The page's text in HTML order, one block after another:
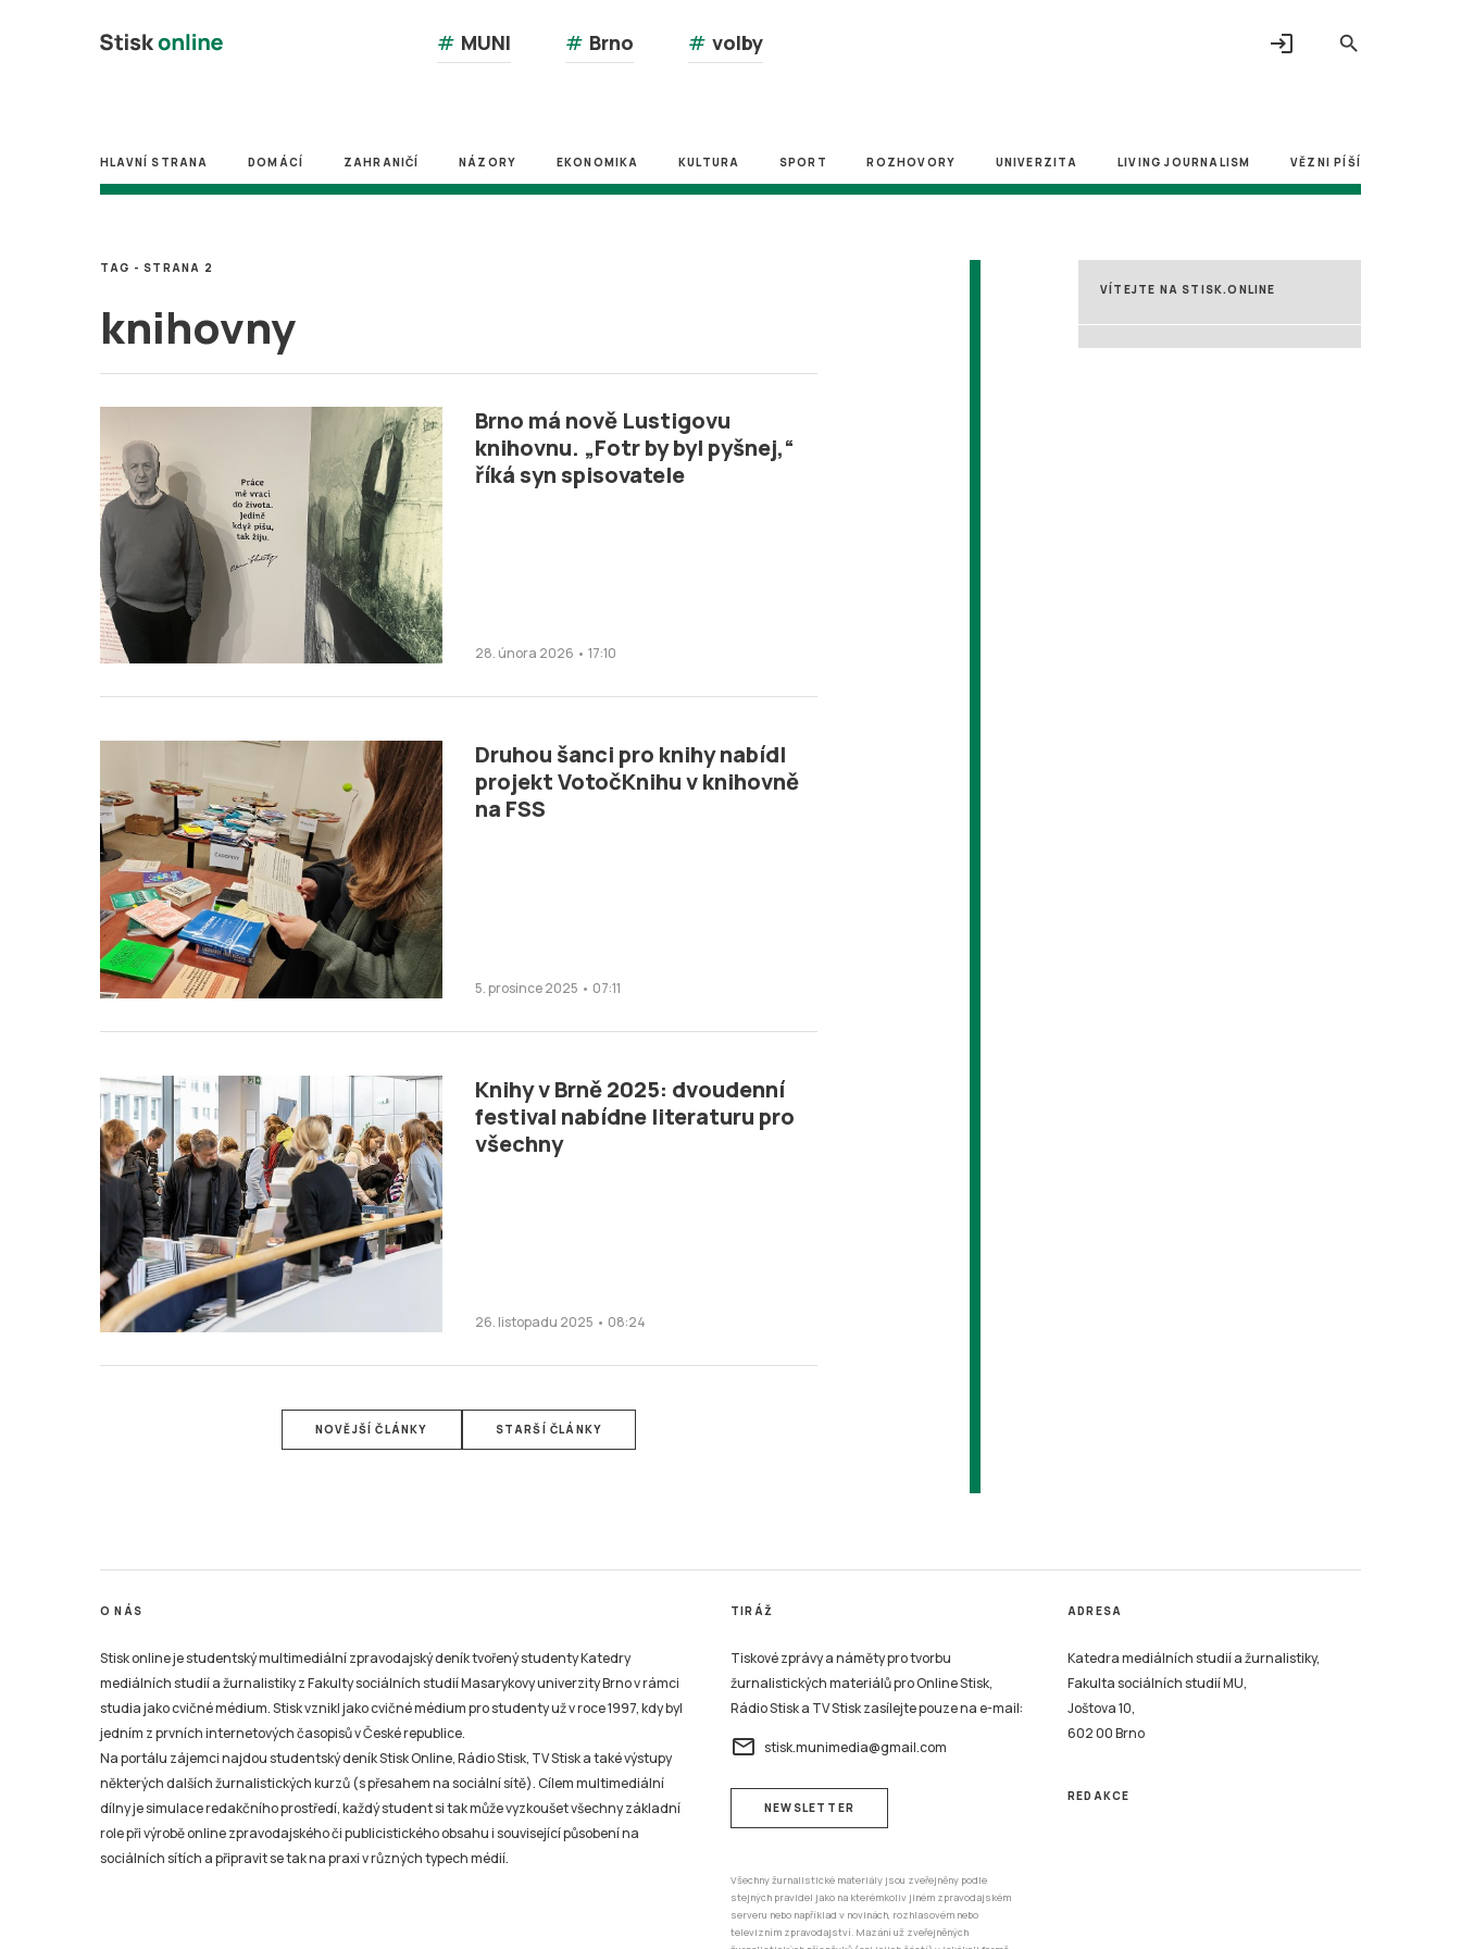
search
# MUNI # Brno # volby login
HLAVNÍ STRANA DOMÁCÍ ZAHRANIČÍ NÁZORY EKONOMIKA KULTURA SPORT ROZHOVORY UNIVERZITA LIVING JOURNALISM VĚZNI PÍŠÍ
knihovny
TAG - STRANA 2
Brno má nově Lustigovu
knihovnu. „Fotr by byl pyšnej,“
říká syn spisovatele
28. února 2026 • 17:10
Druhou šanci pro knihy nabídl
projekt VotočKnihu v knihovně
na FSS
5. prosince 2025 • 07:11
Knihy v Brně 2025: dvoudenní
festival nabídne literaturu pro
všechny
26. listopadu 2025 • 08:24
NOVĚJŠÍ ČLÁNKY STARŠÍ ČLÁNKY
VÍTEJTE NA STISK.ONLINE
O NÁS
Stisk online je studentský multimediální zpravodajský deník tvořený studenty Katedry
mediálních studií a žurnalistiky z Fakulty sociálních studií Masarykovy univerzity Brno v rámci
studia jako cvičné médium. Stisk vznikl jako cvičné médium pro studenty už v roce 1997, kdy byl
jedním z prvních internetových časopisů v České republice.
Na portálu zájemci najdou studentský deník Stisk Online, Rádio Stisk, TV Stisk a také výstupy
některých dalších žurnalistických kurzů (s přesahem na sociální sítě). Cílem multimediální
dílny je simulace redakčního prostředí, každý student si tak může vyzkoušet všechny základní
role při výrobě online zpravodajského či publicistického obsahu i související působení na
sociálních sítích a připravit se tak na praxi v různých typech médií.
TIRÁŽ
Tiskové zprávy a náměty pro tvorbu
žurnalistických materiálů pro Online Stisk,
Rádio Stisk a TV Stisk zasílejte pouze na e-mail:
email stisk.munimedia@gmail.com
NEWSLETTER
Všechny žurnalistické materiály jsou zveřejněny podle
stejných pravidel jako na kterémkoliv jiném zpravodajském
serveru nebo například v novinách, rozhlasovém nebo
televizním zpravodajství. Mazání už zveřejněných
ADRESA
Katedra mediálních studií a žurnalistiky,
Fakulta sociálních studií MU,
Joštova 10,
602 00 Brno
REDAKCE